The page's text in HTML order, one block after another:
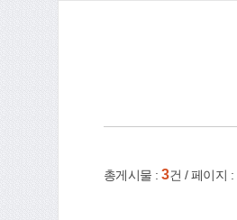
총게시물 : 3건 / 페이지 :